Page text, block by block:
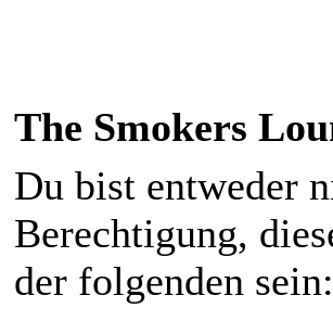
The Smokers
Du bist entweder
Berechtigung,
der folgenden sein: